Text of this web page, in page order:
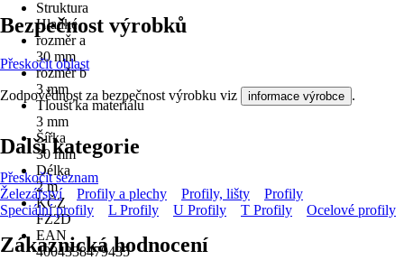
Struktura
Hladké
rozměr a
30 mm
rozměr b
3 mm
Tloušťka materiálu
3 mm
Šířka
30 mm
Délka
2 m
KČZ
FZ2D
EAN
4004338479435
Bezpečnost výrobků
Přeskočit oblast
Zodpovědnost za bezpečnost výrobku viz informace výrobce .
Další kategorie
Přeskočit seznam
Železářství
Profily a plechy Profily, lišty
Profily
Speciální profily
L Profily U Profily T Profily Ocelové profily
Zákaznická hodnocení